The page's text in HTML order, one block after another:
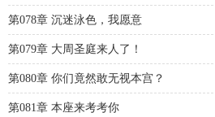
第078章 沉迷泳色，我愿意
第079章 大周圣庭来人了！
第080章 你们竟然敢无视本宫？
第081章 本座来考考你